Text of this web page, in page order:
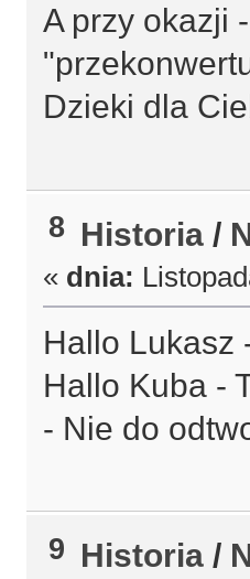
A przy okazji
Dzieki dla
8 Historia /
« dnia:
Hallo Lukasz
Hallo Kuba -
- Nie do
9 Historia /